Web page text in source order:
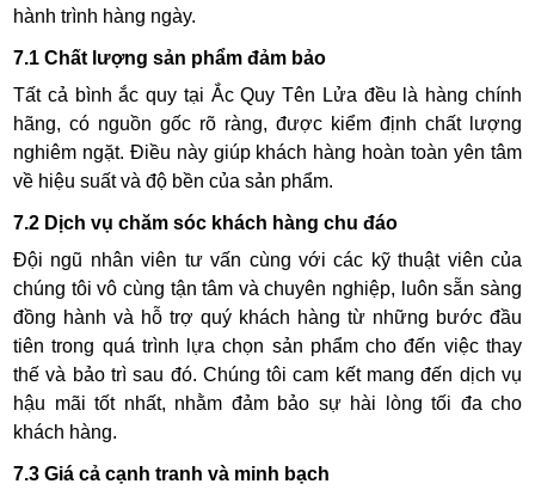
hành trình hàng ngày.
7.1 Chất lượng sản phẩm đảm bảo
Tất cả bình ắc quy tại Ắc Quy Tên Lửa đều là hàng chính
hãng, có nguồn gốc rõ ràng, được kiểm định chất lượng
nghiêm ngặt. Điều này giúp khách hàng hoàn toàn yên tâm
về hiệu suất và độ bền của sản phẩm.
7.2 Dịch vụ chăm sóc khách hàng chu đáo
Đội ngũ nhân viên tư vấn cùng với các kỹ thuật viên của
chúng tôi vô cùng tận tâm và chuyên nghiệp, luôn sẵn sàng
đồng hành và hỗ trợ quý khách hàng từ những bước đầu
tiên trong quá trình lựa chọn sản phẩm cho đến việc thay
thế và bảo trì sau đó. Chúng tôi cam kết mang đến dịch vụ
hậu mãi tốt nhất, nhằm đảm bảo sự hài lòng tối đa cho
khách hàng.
7.3 Giá cả cạnh tranh và minh bạch